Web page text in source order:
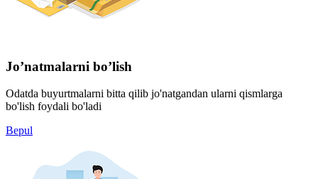
Jo’natmalarni bo’lish
Odatda buyurtmalarni bitta qilib jo'natgandan ularni qismlarga
bo'lish foydali bo'ladi
Bepul